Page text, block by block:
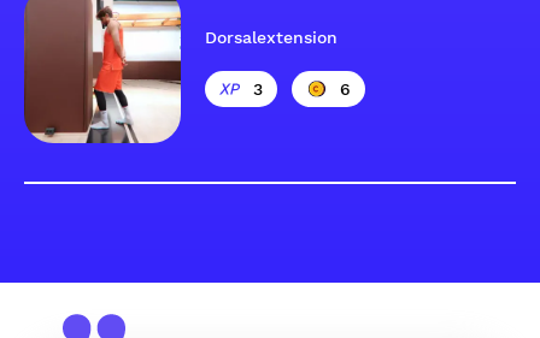
Dorsalextension
3 6